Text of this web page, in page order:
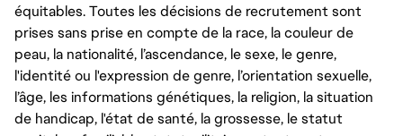
équitables. Toutes les décisions de recrutement sont
prises sans prise en compte de la race, la couleur de
peau, la nationalité, l’ascendance, le sexe, le genre,
l'identité ou l'expression de genre, l’orientation sexuelle,
l’âge, les informations génétiques, la religion, la situation
de handicap, l'état de santé, la grossesse, le statut